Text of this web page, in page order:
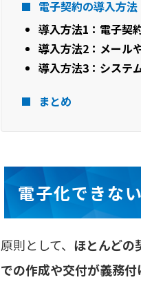
電子契約の導入方法
導入方法1：電子契
導入方法2：メール
導入方法3：システ
まとめ
電子化できな
原則として、 ほとんどの
での作成や交付が義務